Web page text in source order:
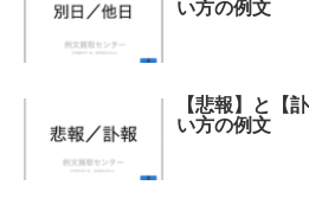
い方の例文
【悲報】と【
い方の例文